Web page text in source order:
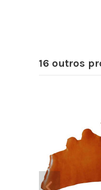
16 outros